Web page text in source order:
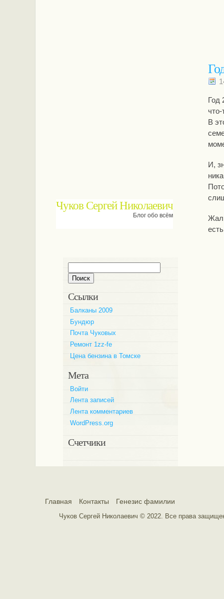
Чуков Сергей Николаевич
Блог обо всём
Ссылки
Балканы 2009
Бундюр
Почта Чуковых
Ремонт 1zz-fe
Цена бензина в Томске
Мета
Войти
Лента записей
Лента комментариев
WordPress.org
Счетчики
Год
В
И,
Главная Контакты Генезис фамилии
Чуков Сергей Николаевич © 2022. Все права